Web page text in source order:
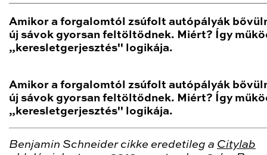
Amikor a forgalomtól zsúfolt autópályák
új sávok gyorsan feltöltődnek. Miért? Így
„keresletgerjesztés" logikája.
Amikor a forgalomtól zsúfolt autópályák
új sávok gyorsan feltöltődnek. Miért? Így
„keresletgerjesztés" logikája.
Benjamin Schneider cikke eredetileg a Citylab